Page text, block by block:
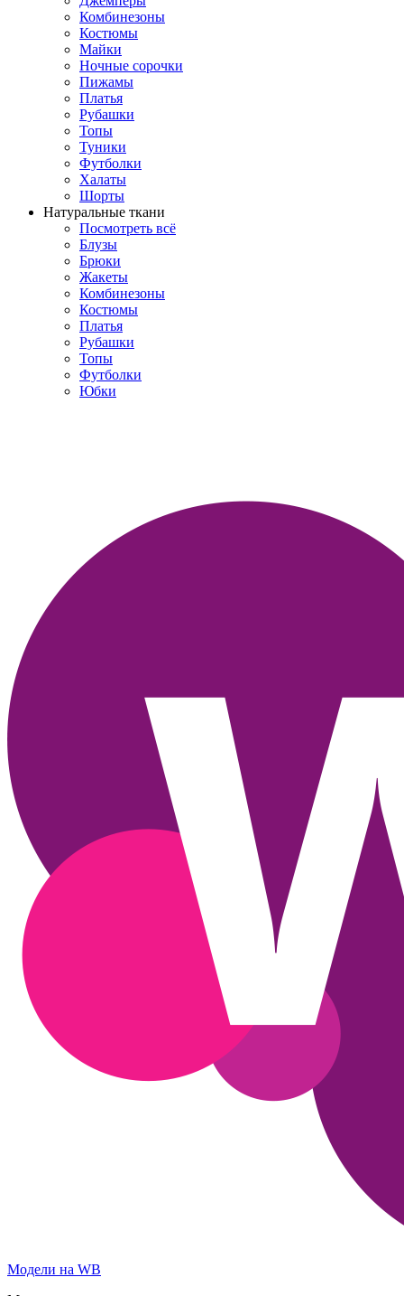
Комбинезоны
Костюмы
Майки
Ночные сорочки
Пижамы
Платья
Рубашки
Топы
Туники
Футболки
Халаты
Шорты
Натуральные ткани
Посмотреть всё
Блузы
Брюки
Жакеты
Комбинезоны
Костюмы
Платья
Рубашки
Топы
Футболки
Юбки
Модели на WB